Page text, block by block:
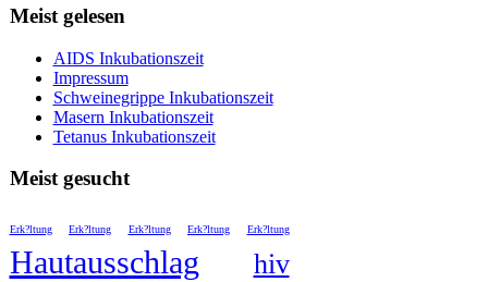
Meist gelesen
AIDS Inkubationszeit
Impressum
Schweinegrippe Inkubationszeit
Masern Inkubationszeit
Tetanus Inkubationszeit
Meist gesucht
Erk?ltung Erk?ltung Erk?ltung Erk?ltung Erk?ltung
Hautausschlag hiv